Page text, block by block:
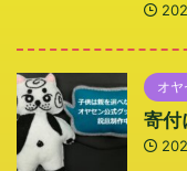
オヤ
寄付